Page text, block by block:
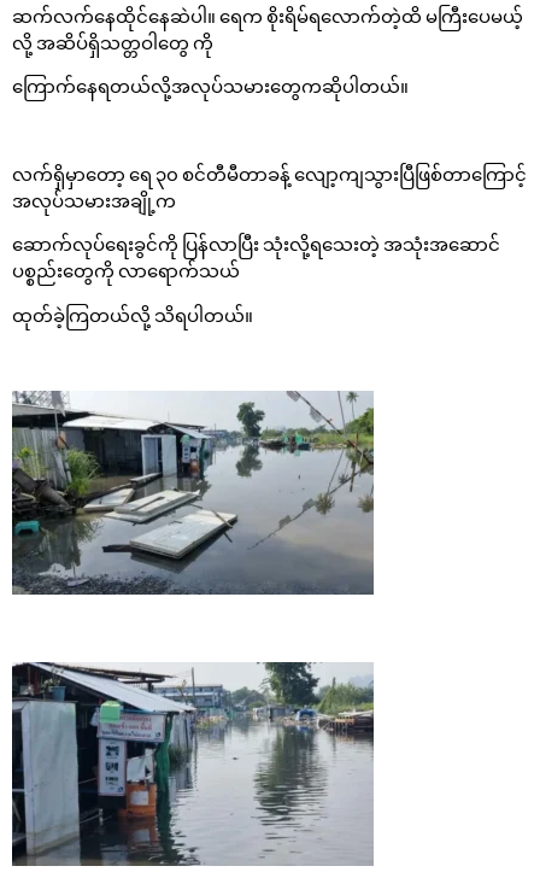
ဆက်လက်နေထိုင်နေဆဲပါ။ ရေက စိုးရိမ်ရလောက်တဲ့ထိ မကြီးပေမယ့်
လို့ အဆိပ်ရှိသတ္တဝါတွေ ကို
ကြောက်နေရတယ်လို့အလုပ်သမားတွေကဆိုပါတယ်။
လက်ရှိမှာတော့ ရေ ၃၀ စင်တီမီတာခန့် လျော့ကျသွားပြီဖြစ်တာကြောင့်
အလုပ်သမားအချို့က
ဆောက်လုပ်ရေးခွင်ကို ပြန်လာပြီး သုံးလို့ရသေးတဲ့ အသုံးအဆောင်
ပစ္စည်းတွေကို လာရောက်သယ်
ထုတ်ခဲ့ကြတယ်လို့ သိရပါတယ်။